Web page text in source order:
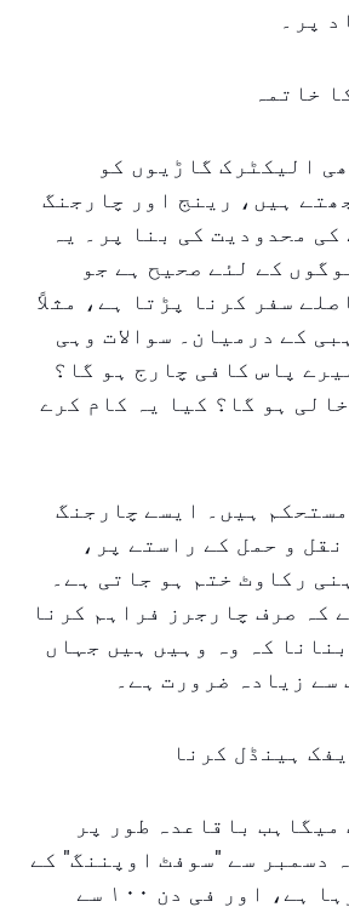
پر۔
خاتمہ
الیکٹرک گاڑیوں کو
ہیں، رینج اور چارجنگ
محدودیت کی بنا پر۔ یہ
کے لئے صحیح ہے جو
سفر کرنا پڑتا ہے، مثلاً
کے درمیان۔ سوالات وہی
پاس کافی چارج ہو گا؟
ہو گا؟ کیا یہ کام کرے
ہیں۔ ایسے چارجنگ
و حمل کے راستے پر،
رکاوٹ ختم ہو جاتی ہے۔
کہ صرف چارجرز فراہم کرنا
کہ وہ وہیں ہیں جہاں
سے زیادہ ضرورت ہے۔
ہینڈل کرنا
میگاہب باقاعدہ طور پر
دسمبر سے "سوفٹ اوپننگ" کے
طور پر کام کر رہا ہے، اور فی دن ١٠٠ سے